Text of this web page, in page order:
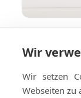
Wie Sie
Wir
Wir setzen
Webseiten zu